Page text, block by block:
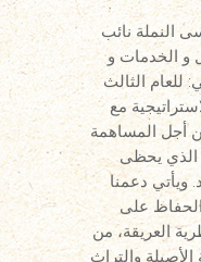
النملة نائب
و الخدمات و
للعام الثالث
مع
أجل المساهمة
الذي يحظى
ويأتي دعمنا
الحفاظ على
العريقة، من
والتراث